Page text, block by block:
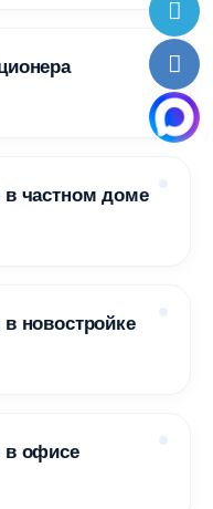
в частном доме
новостройке
в офисе